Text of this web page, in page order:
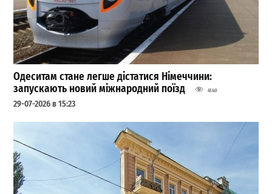
Одеситам стане легше дістатися Німеччини:
запускають новий міжнародний поїзд
4140
29-07-2026 в 15:23